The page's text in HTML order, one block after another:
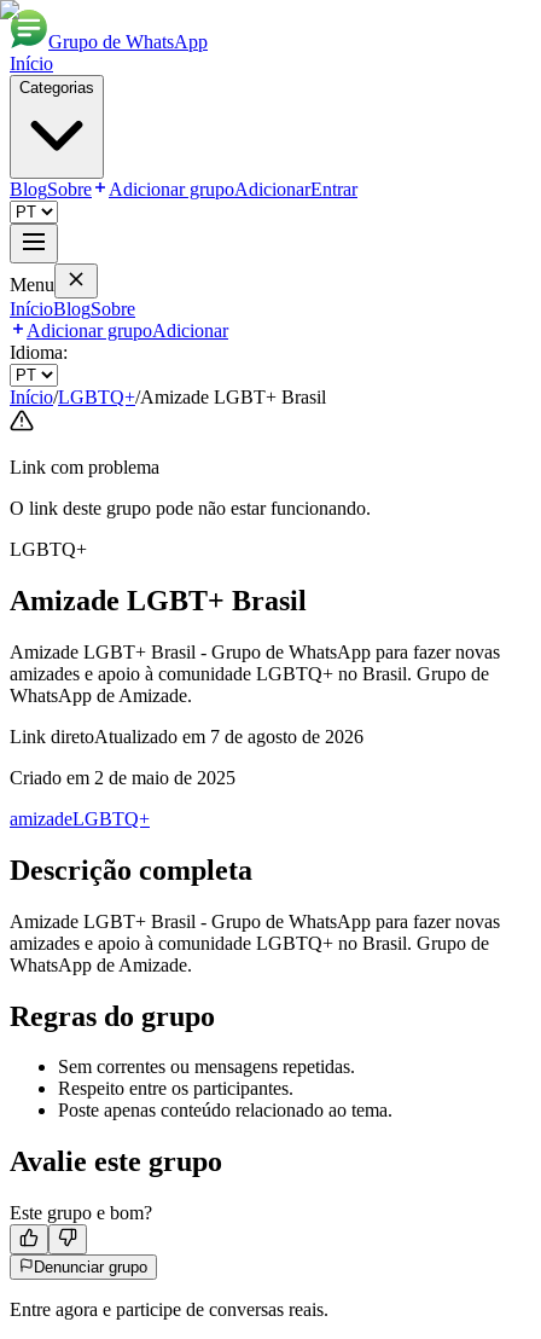
Grupo de WhatsApp
Início
Categorias
BlogSobre Adicionar grupoAdicionarEntrar
Menu
InícioBlogSobre
Adicionar grupoAdicionar
Idioma:
Início/LGBTQ+/Amizade LGBT+ Brasil
Link com problema
O link deste grupo pode não estar funcionando.
LGBTQ+
Amizade LGBT+ Brasil
Amizade LGBT+ Brasil - Grupo de WhatsApp para fazer novas
amizades e apoio à comunidade LGBTQ+ no Brasil. Grupo de
WhatsApp de Amizade.
Link diretoAtualizado em 7 de agosto de 2026
Criado em 2 de maio de 2025
amizadeLGBTQ+
Descrição completa
Amizade LGBT+ Brasil - Grupo de WhatsApp para fazer novas
amizades e apoio à comunidade LGBTQ+ no Brasil. Grupo de
WhatsApp de Amizade.
Regras do grupo
Sem correntes ou mensagens repetidas.
Respeito entre os participantes.
Poste apenas conteúdo relacionado ao tema.
Avalie este grupo
Este grupo e bom?
Denunciar grupo
Entre agora e participe de conversas reais.